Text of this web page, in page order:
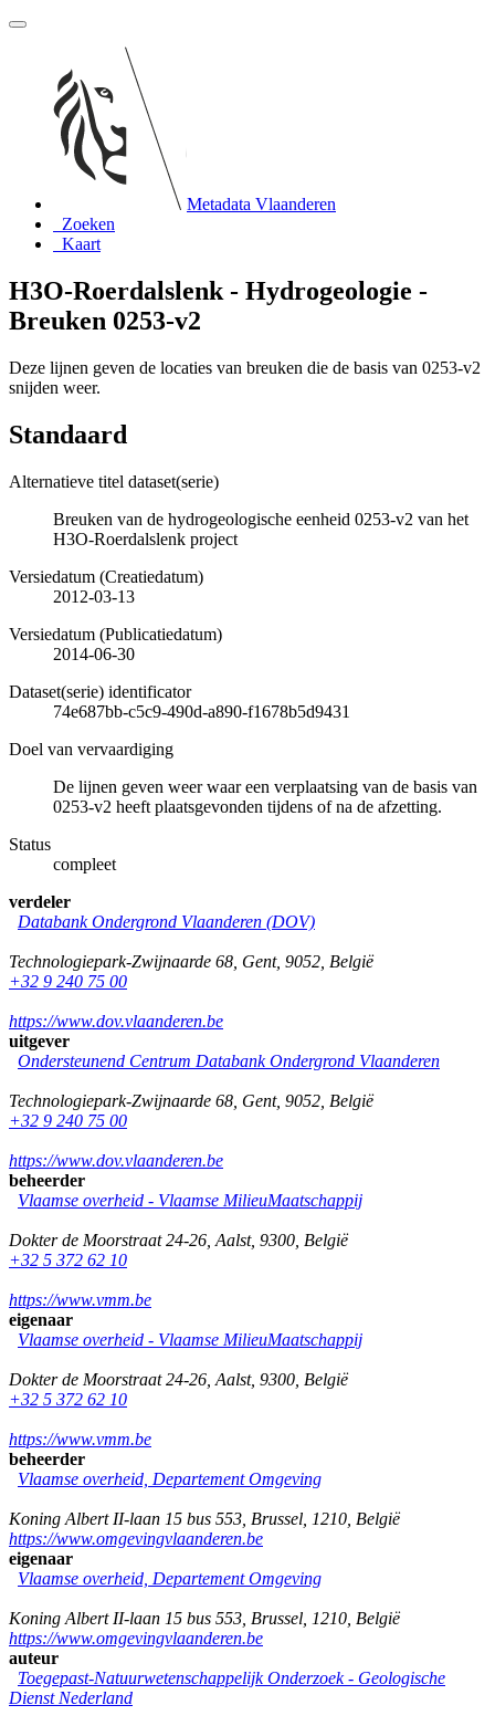
Metadata Vlaanderen
Zoeken
Kaart
H3O-Roerdalslenk - Hydrogeologie -
Breuken 0253-v2
Deze lijnen geven de locaties van breuken die de basis van 0253-v2
snijden weer.
Standaard
Alternatieve titel dataset(serie)
Breuken van de hydrogeologische eenheid 0253-v2 van het
H3O-Roerdalslenk project
Versiedatum (Creatiedatum)
2012-03-13
Versiedatum (Publicatiedatum)
2014-06-30
Dataset(serie) identificator
74e687bb-c5c9-490d-a890-f1678b5d9431
Doel van vervaardiging
De lijnen geven weer waar een verplaatsing van de basis van
0253-v2 heeft plaatsgevonden tijdens of na de afzetting.
Status
compleet
verdeler
Databank Ondergrond Vlaanderen (DOV)
Technologiepark-Zwijnaarde 68 Gent, 9052 België
+32 9 240 75 00
https://www.dov.vlaanderen.be
uitgever
Ondersteunend Centrum Databank Ondergrond Vlaanderen
Technologiepark-Zwijnaarde 68 Gent, 9052 België
+32 9 240 75 00
https://www.dov.vlaanderen.be
beheerder
Vlaamse overheid - Vlaamse MilieuMaatschappij
Dokter de Moorstraat 24-26 Aalst, 9300 België
+32 5 372 62 10
https://www.vmm.be
eigenaar
Vlaamse overheid - Vlaamse MilieuMaatschappij
Dokter de Moorstraat 24-26 Aalst, 9300 België
+32 5 372 62 10
https://www.vmm.be
beheerder
Vlaamse overheid, Departement Omgeving
Koning Albert II-laan 15 bus 553 Brussel 1210 België
https://www.omgevingvlaanderen.be
eigenaar
Vlaamse overheid, Departement Omgeving
Koning Albert II-laan 15 bus 553 Brussel 1210 België
https://www.omgevingvlaanderen.be
auteur
Toegepast-Natuurwetenschappelijk Onderzoek - Geologische
Dienst Nederland